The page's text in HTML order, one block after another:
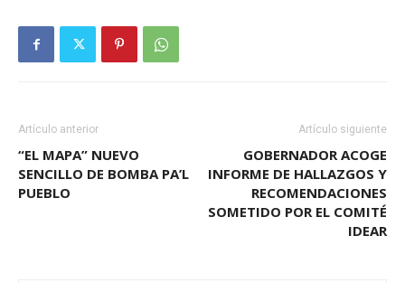
Artículo anterior
“EL MAPA” NUEVO
SENCILLO DE BOMBA PA’L
PUEBLO
Artículo siguiente
GOBERNADOR ACOGE
INFORME DE HALLAZGOS Y
RECOMENDACIONES
SOMETIDO POR EL COMITÉ
IDEAR